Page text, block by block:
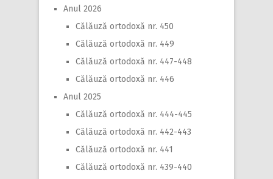
Anul 2026
Călăuză ortodoxă nr. 450
Călăuză ortodoxă nr. 449
Călăuză ortodoxă nr. 447-448
Călăuză ortodoxă nr. 446
Anul 2025
Călăuză ortodoxă nr. 444-445
Călăuză ortodoxă nr. 442-443
Călăuză ortodoxă nr. 441
Călăuză ortodoxă nr. 439-440